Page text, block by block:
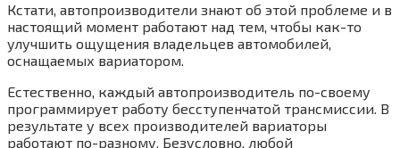
Кстати, автопроизводители знают об этой проблеме и в
настоящий момент работают над тем, чтобы как-то
улучшить ощущения владельцев автомобилей,
оснащаемых вариатором.
Естественно, каждый автопроизводитель по-своему
программирует работу бесступенчатой трансмиссии. В
результате у всех производителей вариаторы
работают по-разному. Безусловно, любой